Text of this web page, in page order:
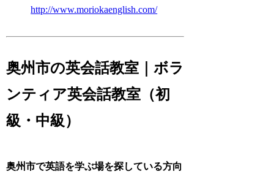
http://www.moriokaenglish.com/
奥州市の英会話教室｜ボラ
ンティア英会話教室（初
級・中級）
奥州市で英語を学ぶ場を探している方向